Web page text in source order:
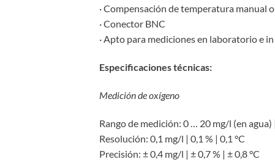
· Compensación de temperatura manual
· Conector BNC
· Apto para mediciones en laboratorio e
Especificaciones técnicas:
Medición de oxígeno
Rango de medición: 0 … 20 mg/l (en
Resolución: 0,1 mg/l | 0,1 % | 0,1 °C
Precisión: ± 0,4 mg/l | ± 0,7 % | ± 0,8 °C